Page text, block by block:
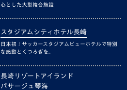
心とした大型複合施設
スタジアムシティホテル長崎
日本初！サッカースタジアムビューホテルで特別
な感動とくつろぎを。
長崎リゾートアイランド
パサージュ琴海